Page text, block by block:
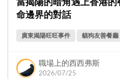
命邊界的對話
廣東揭陽旺旺事件 貓狗友善餐廳
職場上的西西弗斯
2026/07/25